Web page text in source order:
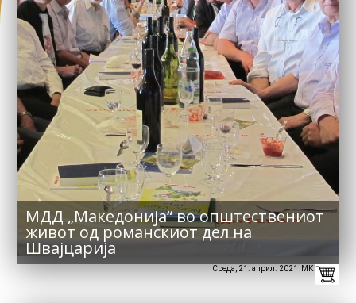
МДД „Македонија“ во општествениот
живот од романскиот дел на
Швајцарија
Среда, 21. април. 2021 MK